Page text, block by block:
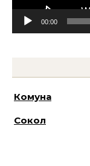
00:00
Комуна
Сокол